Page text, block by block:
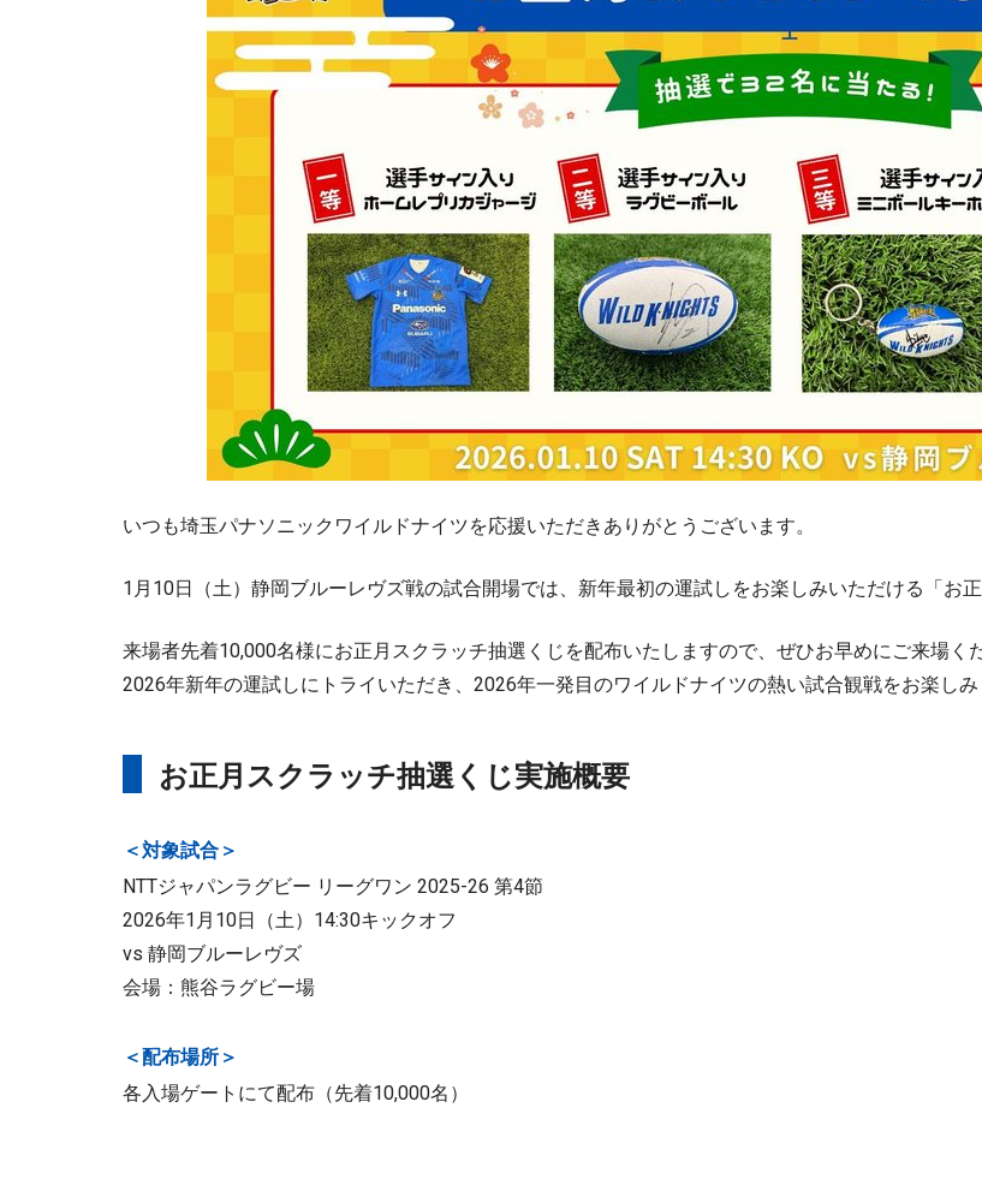
いつも埼玉パナソニックワイルドナイツを応援いただきありがとうございます。
1月10日（土）静岡ブルーレヴズ戦の試合開場では、新年最初の運試しをお楽しみいただける「お
来場者先着10,000名様にお正月スクラッチ抽選くじを配布いたしますので、ぜひお早めにご来場く
2026年新年の運試しにトライいただき、2026年一発目のワイルドナイツの熱い試合観戦をお楽しみ
お正月スクラッチ抽選くじ実施概要
＜対象試合＞
NTTジャパンラグビー リーグワン 2025-26 第4節
2026年1月10日（土）14:30キックオフ
vs 静岡ブルーレヴズ
会場：熊谷ラグビー場
＜配布場所＞
各入場ゲートにて配布（先着10,000名）